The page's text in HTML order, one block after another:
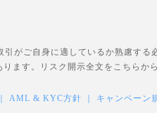
がご自身に適しているか熟慮する
ます。リスク開示全文を こちら か
AML & KYC方針 キャンペーン